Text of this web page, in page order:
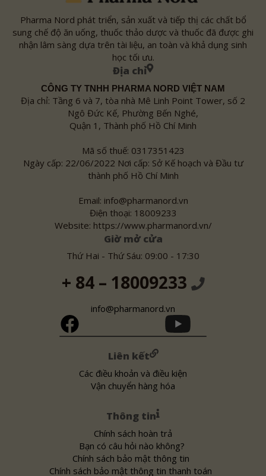
Pharma Nord phát triển, sản xuất và tiếp thị các chất bổ
sung chế độ ăn uống, thuốc thảo dược và thuốc đã được ghi
nhận lâm sàng dựa trên tài liệu, an toàn và khả dụng sinh
học tối ưu.
Địa chỉ
CÔNG TY TNHH PHARMA NORD VIỆT NAM
Địa chỉ: Tầng 6 và 7, tòa nhà Mê Linh Point Tower, số 2
Ngô Đức Kế, Phường Bến Nghé,
Quận 1, Thành phố Hồ Chí Minh
Mã số thuế: 0317351423
Ngày cấp: 22/06/2022 Nơi cấp: Sở Kế hoạch và Đầu tư
thành phố Hồ Chí Minh
Email: info@pharmanord.vn
Điện thoại: 18009233
Website: https://www.pharmanord.vn/
Giờ mở cửa
Thứ Hai - Thứ Sáu: 09:00 - 17:30
+ 84 – 18009233
info@pharmanord.vn
Liên kết
Các điều khoản và điều kiện
Vận chuyển hàng hóa
Thông tin
Chính sách hoàn trả
Bạn có câu hỏi nào không?
Chính sách bảo mật thông tin
Chính sách bảo mật thông tin thanh toán